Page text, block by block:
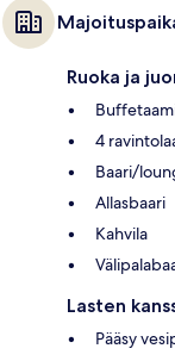
Ruoka ja
4
Baari/
Allasbaari
Kahvila
Lasten
Pääsy